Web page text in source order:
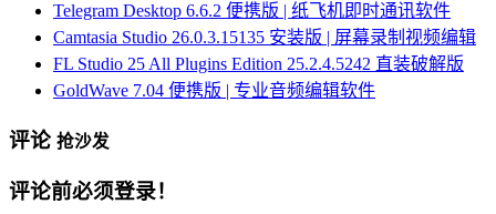
Telegram Desktop 6.6.2 便携版 | 纸飞机即时通讯软件
Camtasia Studio 26.0.3.15135 安装版 | 屏幕录制视频编辑
FL Studio 25 All Plugins Edition 25.2.4.5242 直装破解版
GoldWave 7.04 便携版 | 专业音频编辑软件
评论 抢沙发
评论前必须登录！